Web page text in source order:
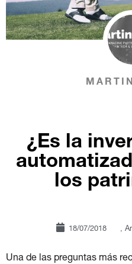
¿Es la
los
18/07/2018 ,
Una de las preguntas más